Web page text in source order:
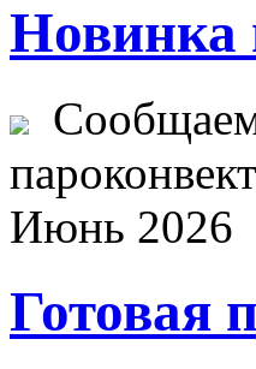
Новинка
Июнь 2026
Готовая